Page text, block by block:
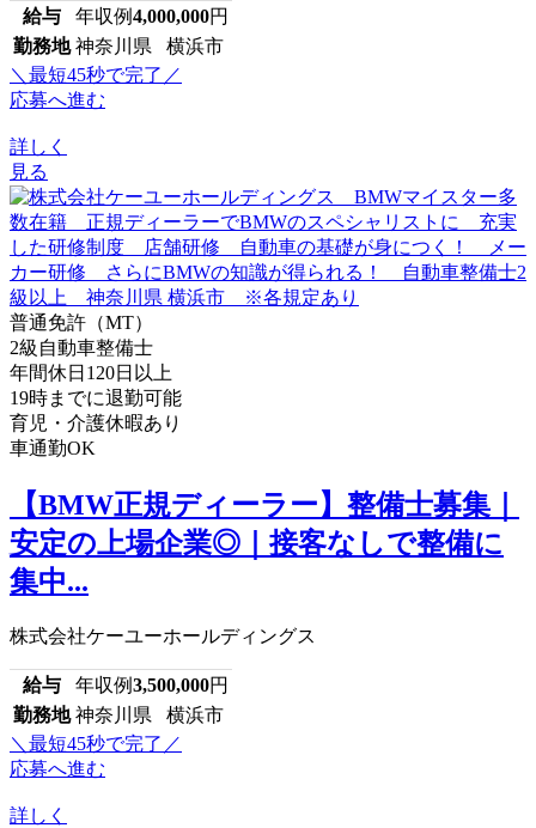
給与 年収例4,000,000円
勤務地 神奈川県 横浜市
＼最短45秒で完了／
応募へ進む
詳しく
見る
普通免許（MT）
2級自動車整備士
年間休日120日以上
19時までに退勤可能
育児・介護休暇あり
車通勤OK
【BMW正規ディーラー】整備士募集｜
安定の上場企業◎｜接客なしで整備に
集中...
株式会社ケーユーホールディングス
給与 年収例3,500,000円
勤務地 神奈川県 横浜市
＼最短45秒で完了／
応募へ進む
詳しく